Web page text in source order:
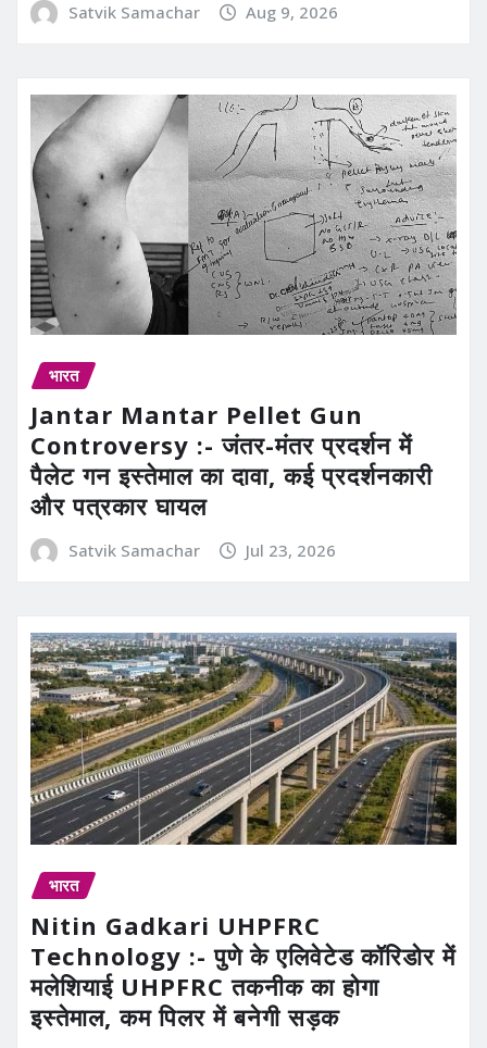
Satvik Samachar Aug 9, 2026
भारत
Jantar Mantar Pellet Gun
Controversy :- जंतर-मंतर प्रदर्शन में
पैलेट गन इस्तेमाल का दावा, कई प्रदर्शनकारी
और पत्रकार घायल
Satvik Samachar Jul 23, 2026
भारत
Nitin Gadkari UHPFRC
Technology :- पुणे के एलिवेटेड कॉरिडोर में
मलेशियाई UHPFRC तकनीक का होगा
इस्तेमाल, कम पिलर में बनेगी सड़क